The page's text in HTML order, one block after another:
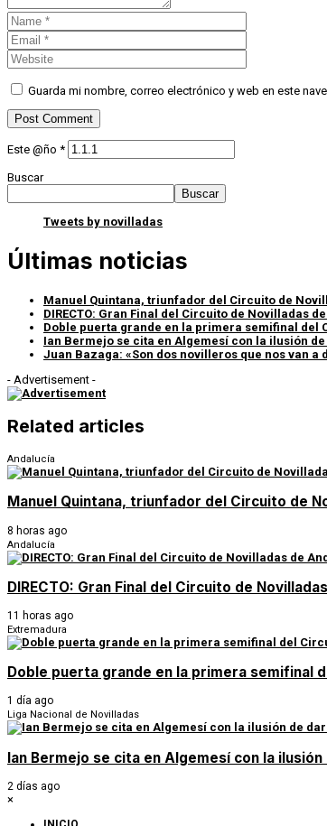
Guarda mi nombre, correo electrónico y web en este
Este @ño *
Buscar
Buscar
Tweets by novilladas
Últimas noticias
Manuel Quintana, triunfador del Circuito de
DIRECTO: Gran Final del Circuito de Novilladas
Doble puerta grande en la primera semifinal del
Ian Bermejo se cita en Algemesí con la ilusión
Juan Bazaga: «Son dos novilleros que nos van
- Advertisement -
Related articles
Andalucía
Manuel Quintana, triunfador del Circuito de
8 horas ago
Andalucía
DIRECTO: Gran Final del Circuito de
11 horas ago
Extremadura
Doble puerta grande en la primera semifinal
1 día ago
Liga Nacional de Novilladas
Ian Bermejo se cita en Algemesí con la
2 días ago
×